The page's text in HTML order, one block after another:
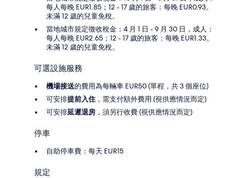
每人每晚 EUR1.85；12 - 17 歲的旅客：每晚 EUR0.93。
未滿 12 歲的兒童免稅。
當地城市規定徵收稅金：4 月 1 日 - 9 月 30 日，成人：
每人每晚 EUR2.65；12 - 17 歲的旅客：每晚 EUR1.33。
未滿 12 歲的兒童免稅。
可選設施服務
機場接送的費用為每輛車 EUR50 (單程，共 3 個座位)
可安排提前入住 ，需支付額外費用 (視供應情況而定)
可安排延遲退房 ，須另行收費 (視供應情況而定)
停車
自助停車費：每天 EUR15
規定